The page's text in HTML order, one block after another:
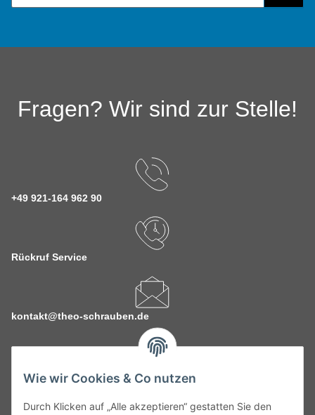
Wie wir Cookies & Co nutzen
Durch Klicken auf „Alle akzeptieren“ gestatten Sie den
Fragen? Wir sind zur Stelle!
+49 921-164 962 90
Rückruf Service
kontakt@theo-schrauben.de